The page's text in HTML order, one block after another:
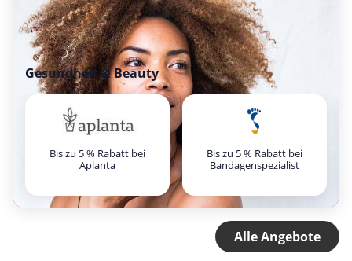
Gesundheit & Beauty
Bis zu 5 % Rabatt bei
Aplanta
Bis zu 5 % Rabatt bei
Bandagenspezialist
Alle Angebote